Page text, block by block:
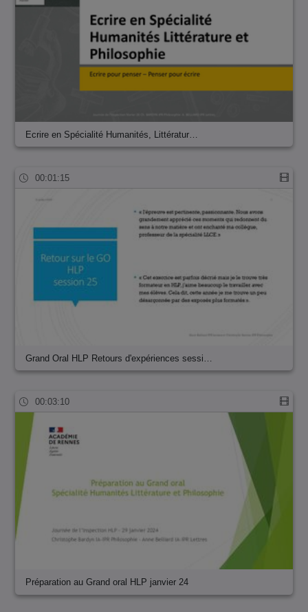
Ecrire en Spécialité Humanités, Littératur…
00:01:15
Grand Oral HLP Retours d'expériences sessi…
00:03:10
Préparation au Grand oral HLP janvier 24